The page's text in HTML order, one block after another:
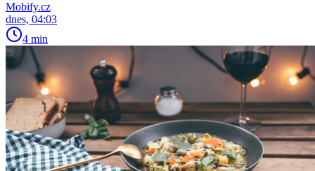
Mobify.cz
dnes, 04:03
4 min